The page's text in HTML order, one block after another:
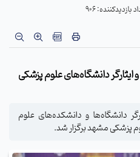
بازدیدکننده: 906
دانشگاه‌های علوم پزشکی
دانشگاه‌ها و دانشکده‌های علوم
پزشکی مشهد برگزار شد.